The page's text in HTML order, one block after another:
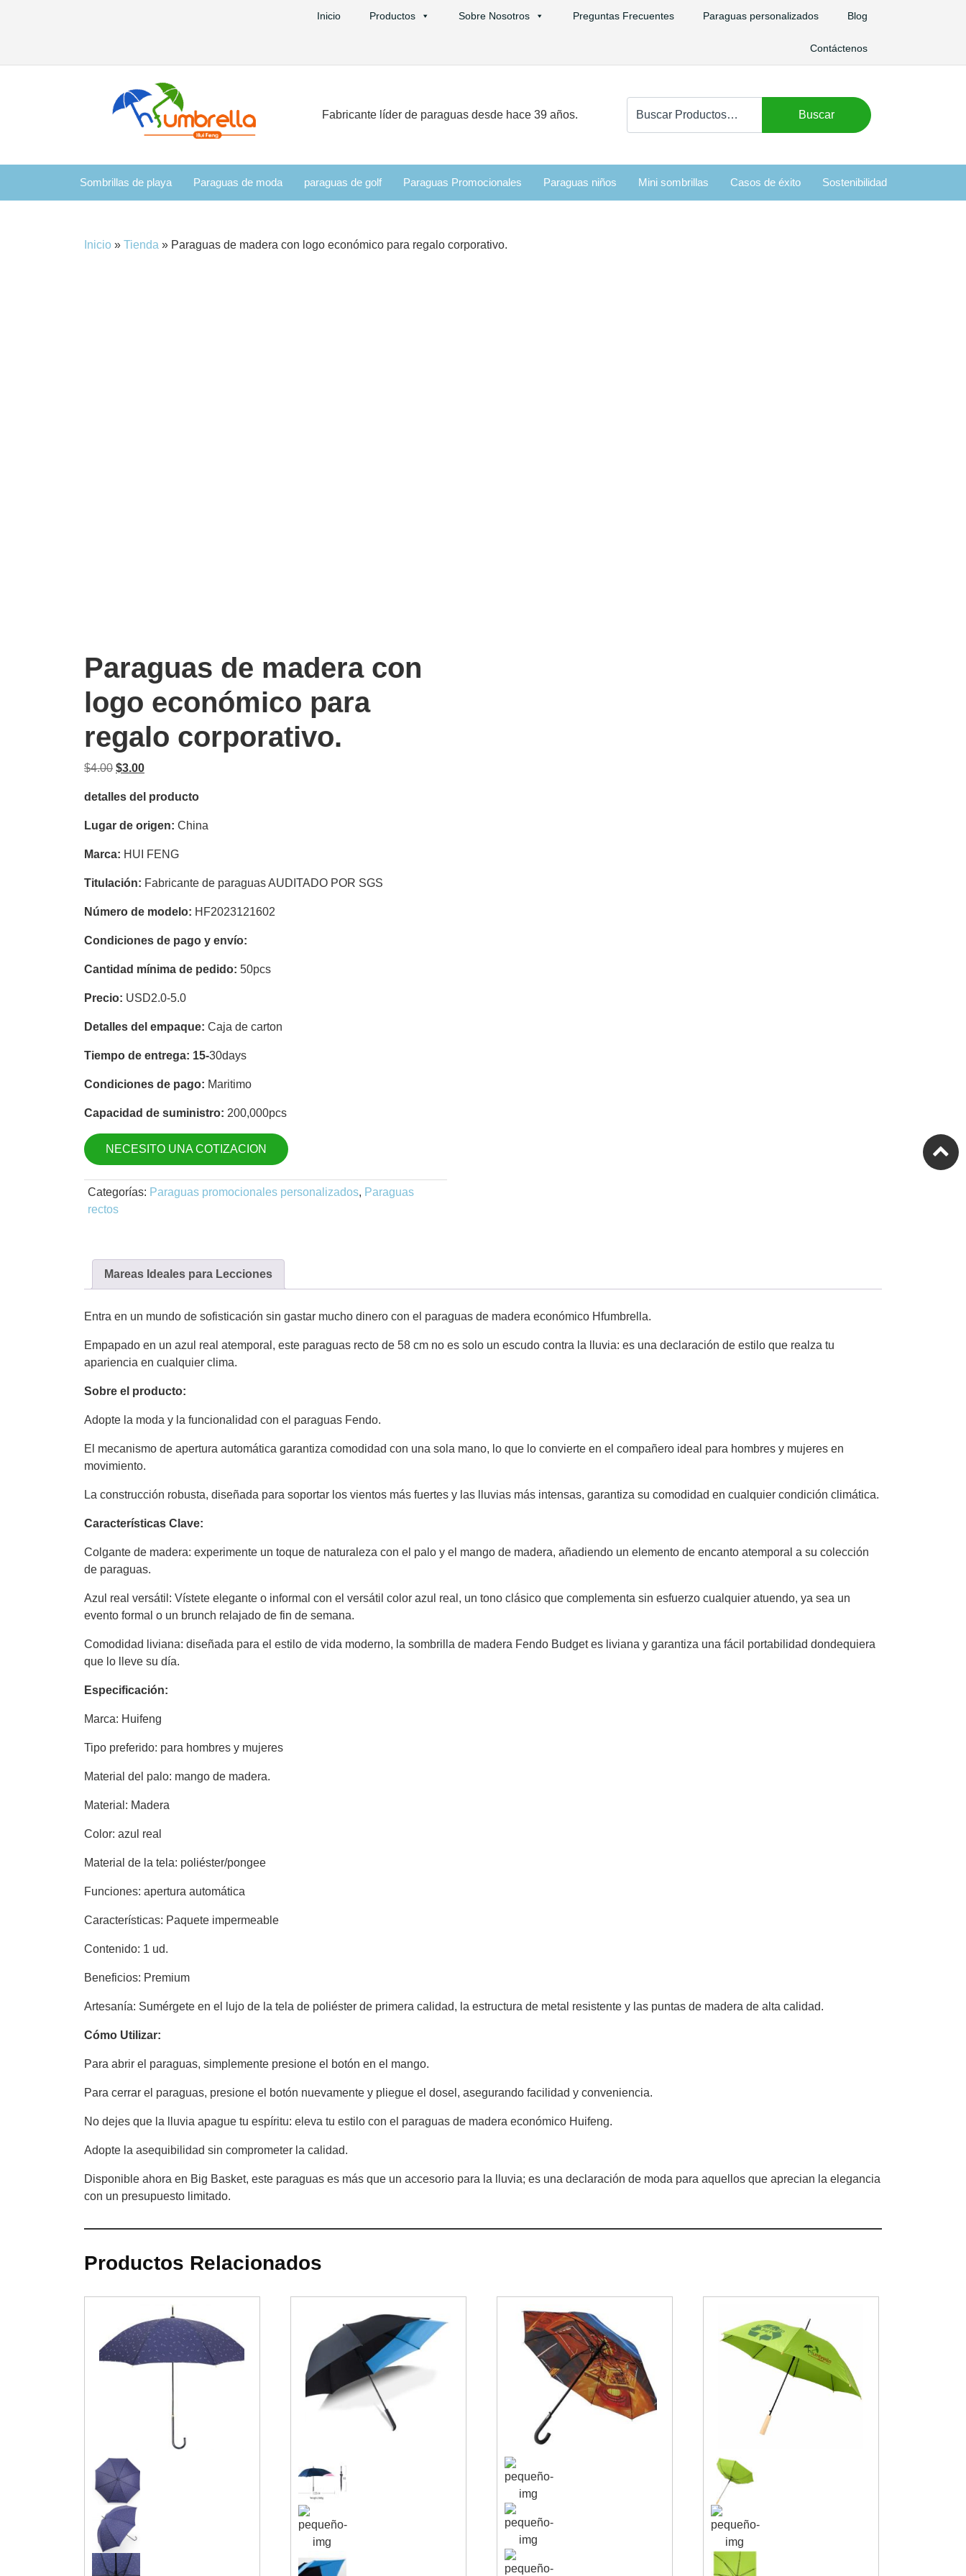
Inicio Productos Sobre Nosotros Preguntas Frecuentes Paraguas personalizados Blog
Contáctenos
Fabricante líder de paraguas desde hace 39 años.
Buscar
Sombrillas de playa Paraguas de moda paraguas de golf Paraguas Promocionales Paraguas niños Mini sombrillas Casos de éxito Sostenibilidad
Inicio » Tienda » Paraguas de madera con logo económico para regalo corporativo.
Paraguas de madera con
logo económico para
regalo corporativo.
$4.00 El
original
era:
$3.00El
actual
es:
detalles del producto
Lugar de origen: China
Marca: HUI FENG
Titulación: Fabricante de paraguas AUDITADO POR SGS
Número de modelo: HF2023121602
Condiciones de pago y envío:
Cantidad mínima de pedido: 50pcs
Precio: USD2.0-5.0
Detalles del empaque: Caja de carton
Tiempo de entrega: 15-30days
Condiciones de pago: Maritimo
Capacidad de suministro: 200,000pcs
NECESITO UNA COTIZACION
Categorías: Paraguas promocionales personalizados, Paraguas
rectos
Mareas Ideales para Lecciones
Entra en un mundo de sofisticación sin gastar mucho dinero con el paraguas de madera económico Hfumbrella.
Empapado en un azul real atemporal, este paraguas recto de 58 cm no es solo un escudo contra la lluvia: es una declaración de estilo que realza tu
apariencia en cualquier clima.
Sobre el producto:
Adopte la moda y la funcionalidad con el paraguas Fendo.
El mecanismo de apertura automática garantiza comodidad con una sola mano, lo que lo convierte en el compañero ideal para hombres y mujeres en
movimiento.
La construcción robusta, diseñada para soportar los vientos más fuertes y las lluvias más intensas, garantiza su comodidad en cualquier condición climática.
Características Clave:
Colgante de madera: experimente un toque de naturaleza con el palo y el mango de madera, añadiendo un elemento de encanto atemporal a su colección
de paraguas.
Azul real versátil: Vístete elegante o informal con el versátil color azul real, un tono clásico que complementa sin esfuerzo cualquier atuendo, ya sea un
evento formal o un brunch relajado de fin de semana.
Comodidad liviana: diseñada para el estilo de vida moderno, la sombrilla de madera Fendo Budget es liviana y garantiza una fácil portabilidad dondequiera
que lo lleve su día.
Especificación:
Marca: Huifeng
Tipo preferido: para hombres y mujeres
Material del palo: mango de madera.
Material: Madera
Color: azul real
Material de la tela: poliéster/pongee
Funciones: apertura automática
Características: Paquete impermeable
Contenido: 1 ud.
Beneficios: Premium
Artesanía: Sumérgete en el lujo de la tela de poliéster de primera calidad, la estructura de metal resistente y las puntas de madera de alta calidad.
Cómo Utilizar:
Para abrir el paraguas, simplemente presione el botón en el mango.
Para cerrar el paraguas, presione el botón nuevamente y pliegue el dosel, asegurando facilidad y conveniencia.
No dejes que la lluvia apague tu espíritu: eleva tu estilo con el paraguas de madera económico Huifeng.
Adopte la asequibilidad sin comprometer la calidad.
Disponible ahora en Big Basket, este paraguas es más que un accesorio para la lluvia; es una declaración de moda para aquellos que aprecian la elegancia
con un presupuesto limitado.
Productos Relacionados